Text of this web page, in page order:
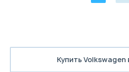
Купить Volkswagen